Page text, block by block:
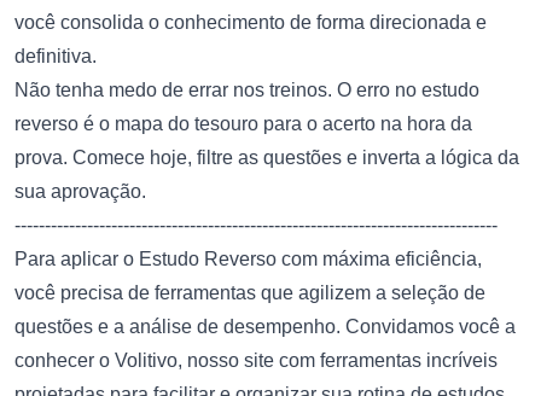
você consolida o conhecimento de forma direcionada e
definitiva.
Não tenha medo de errar nos treinos. O erro no estudo
reverso é o mapa do tesouro para o acerto na hora da
prova. Comece hoje, filtre as questões e inverta a lógica da
sua aprovação.
--------------------------------------------------------------------------------
Para aplicar o Estudo Reverso com máxima eficiência,
você precisa de ferramentas que agilizem a seleção de
questões e a análise de desempenho. Convidamos você a
conhecer o Volitivo, nosso site com ferramentas incríveis